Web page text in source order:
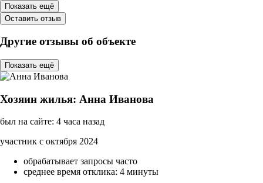
Показать ещё
Оставить отзыв
Другие отзывы об объекте
Показать ещё
Хозяин жилья: Анна Иванова
был на сайте: 4 часа назад
участник с октября 2024
обрабатывает запросы часто
среднее время отклика: 4 минуты